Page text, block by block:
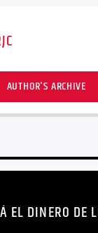
AUTHOR'S ARCHIVE
EL DINERO DE